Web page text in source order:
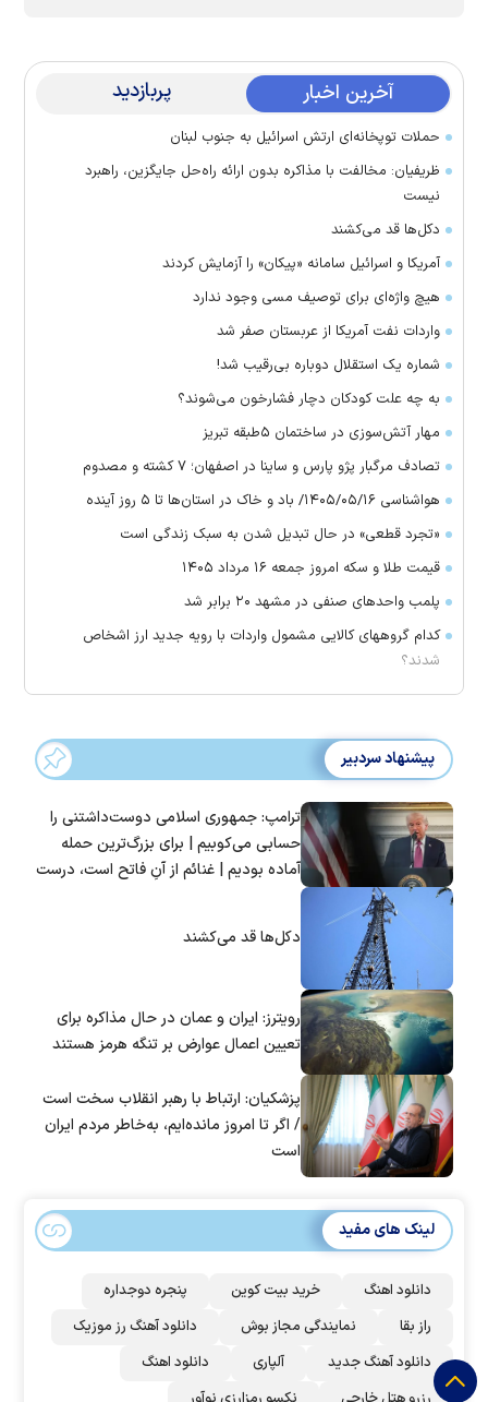
آخرین اخبار پربازدید
حملات توپخانه‌ای ارتش اسرائیل به جنوب لبنان
ظریفیان: مخالفت با مذاکره بدون ارائه راه‌حل جایگزین، راهبرد
نیست
دکل‌ها قد می‌کشند
آمریکا و اسرائیل سامانه «پیکان» را آزمایش کردند
هیچ واژه‌ای برای توصیف مسی وجود ندارد
واردات نفت آمریکا از عربستان صفر شد
شماره یک استقلال دوباره بی‌رقیب شد!
به چه علت کودکان دچار فشارخون می‌شوند؟
مهار آتش‌سوزی در ساختمان ۵‌طبقه تبریز
تصادف مرگبار پژو پارس و ساینا در اصفهان؛ ۷ کشته و مصدوم
هواشناسی ۱۴۰۵/۰۵/۱۶/ باد و خاک در استان‌ها تا ۵ روز آینده
«تجرد قطعی» در حال تبدیل شدن به سبک زندگی است
قیمت طلا و سکه امروز جمعه ۱۶ مرداد ۱۴۰۵
پلمب واحدهای صنفی در مشهد ۲۰ برابر شد
کدام گروههای کالایی مشمول واردات با رویه جدید ارز اشخاص
شدند؟
پیشنهاد سردبیر
ترامپ: جمهوری اسلامی دوست‌داشتنی را
حسابی می‌کوبیم | برای بزرگ‌ترین حمله
آماده بودیم | غنائم از آنِ فاتح است، درست
دکل‌ها قد می‌کشند
رویترز: ایران و عمان در حال مذاکره برای
تعیین اعمال عوارض بر تنگه هرمز هستند
پزشکیان: ارتباط با رهبر انقلاب سخت است
/ اگر تا امروز مانده‌ایم، به‌خاطر مردم ایران
است
لینک های مفید
دانلود اهنگ خرید بیت کوین
پنجره دوجداره
راز بقا
نمایندگی مجاز بوش
دانلود آهنگ رز‌ موزیک
دانلود آهنگ جدید
آلپاری
دانلود اهنگ